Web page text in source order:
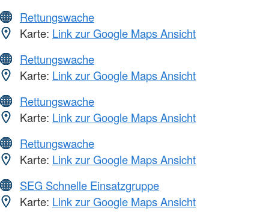
Rettungswache
Karte: Link zur Google Maps Ansicht
Rettungswache
Karte: Link zur Google Maps Ansicht
Rettungswache
Karte: Link zur Google Maps Ansicht
Rettungswache
Karte: Link zur Google Maps Ansicht
SEG Schnelle Einsatzgruppe
Karte: Link zur Google Maps Ansicht